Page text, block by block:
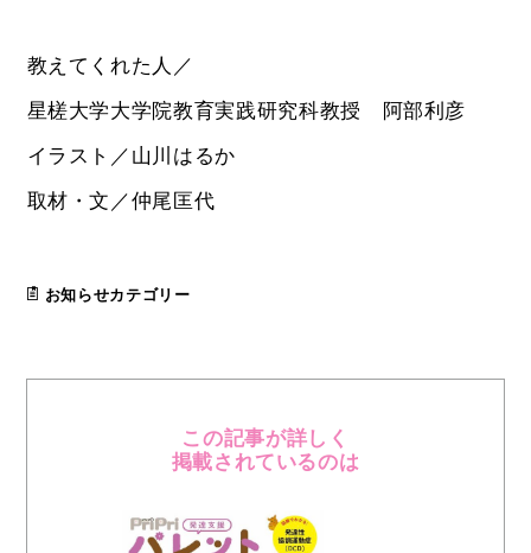
教えてくれた人／
星槎大学大学院教育実践研究科教授 阿部利彦
イラスト／山川はるか
取材・文／仲尾匡代
お知らせカテゴリー
この記事が詳しく
掲載されているのは